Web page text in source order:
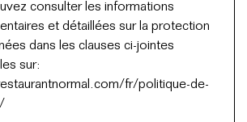
consulter les informations
et détaillées sur la protection
dans les clauses ci-jointes
sur:
fr/politique-de-